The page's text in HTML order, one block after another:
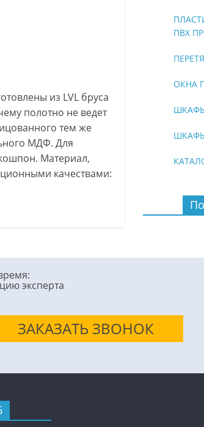
из LVL бруса
полотно не ведет
тем же
МДФ. Для
Материал,
качествами:
ПВХ
ОКНА
эксперта